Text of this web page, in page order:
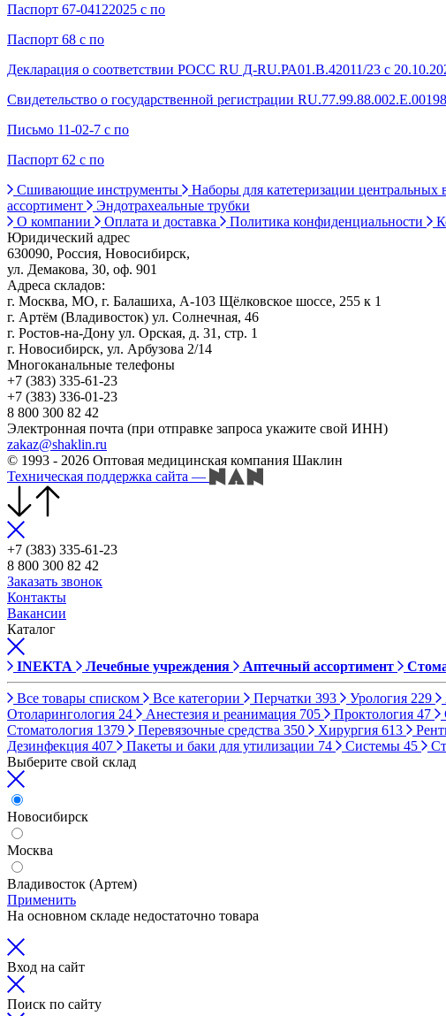
Паспорт 67-04122025 с по
Паспорт 68 с по
Декларация о соответствии РОСС RU Д-RU.РА01.В.42011/23 с
Свидетельство о государственной регистрации
Письмо 11-02-7 с по
Паспорт 62 с по
Сшивающие инструменты
Наборы для катетеризации центральных
ассортимент
Эндотрахеальные трубки
О компании
Оплата и доставка Политика конфиденциальности
Юридический адрес
630090, Россия, Новосибирск,
ул. Демакова, 30, оф. 901
Адреса складов:
г. Москва, МО, г. Балашиха, А-103 Щёлковское шоссе, 255 к 1
г. Артём (Владивосток) ул. Солнечная, 46
г. Ростов-на-Дону ул. Орская, д. 31, стр. 1
г. Новосибирск, ул. Арбузова 2/14
Многоканальные телефоны
+7 (383) 335-61-23
+7 (383) 336-01-23
8 800 300 82 42
Электронная почта (при отправке запроса укажите свой ИНН)
zakaz@shaklin.ru
© 1993 - 2026 Оптовая медицинская компания Шаклин
Техническая поддержка сайта —
+7 (383) 335-61-23
8 800 300 82 42
Заказать звонок
Контакты
Вакансии
Каталог
INEKTA Лечебные учреждения Аптечный ассортимент
Все товары списком Все категории Перчатки 393 Урология 229
Отоларингология 24 Анестезия и реанимация 705 Проктология 47
Стоматология 1379 Перевязочные средства 350 Хирургия 613
Дезинфекция 407 Пакеты и баки для утилизации 74 Системы 45
Выберите свой склад
Новосибирск
Москва
Владивосток (Артем)
Применить
На основном складе недостаточно товара
Вход на сайт
Поиск по сайту